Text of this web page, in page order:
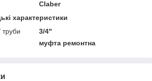
Claber
характеристики
труби
3/4"
муфта ремонтна